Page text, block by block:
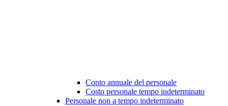
Conto annuale del personale
Costo personale tempo indeterminato
Personale non a tempo indeterminato